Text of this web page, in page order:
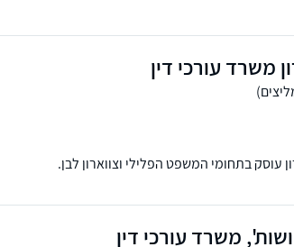
משרד עורכי דין
עוסק בתחומי המשפט הפלילי וצווארון לבן.
משרד עורכי דין